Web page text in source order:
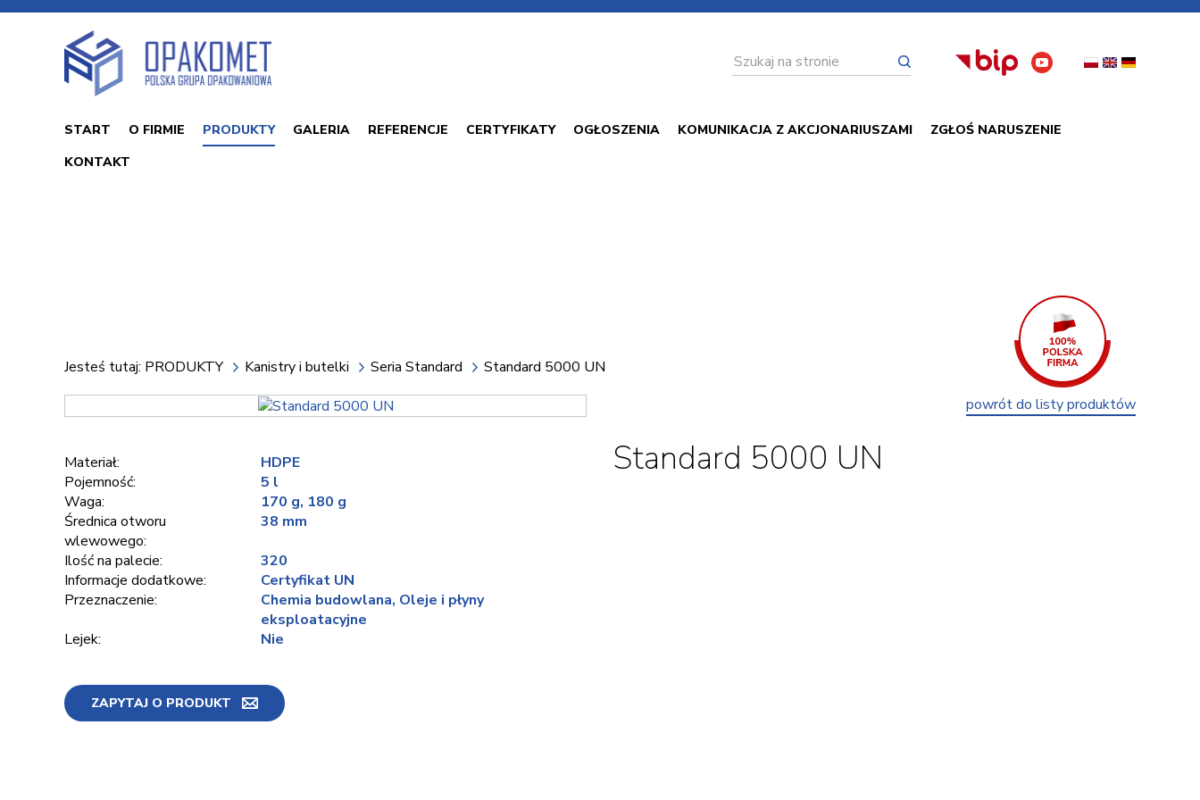
START O FIRMIE PRODUKTY GALERIA REFERENCJE CERTYFIKATY OGŁOSZENIA KOMUNIKACJA Z AKCJONARIUSZAMI
ZGŁOŚ NARUSZENIE
KONTAKT
Jesteś tutaj: PRODUKTY Kanistry i butelki Seria Standard
Standard 5000 UN
powrót do listy produktów
Standard 5000 UN
Materiał:
HDPE
Pojemność:
5 l
Waga:
170 g, 180 g
Średnica otworu
wlewowego:
38 mm
Ilość na palecie:
320
Informacje dodatkowe:
Certyfikat UN
Przeznaczenie:
Chemia budowlana, Oleje i płyny
eksploatacyjne
Lejek:
Nie
ZAPYTAJ O PRODUKT